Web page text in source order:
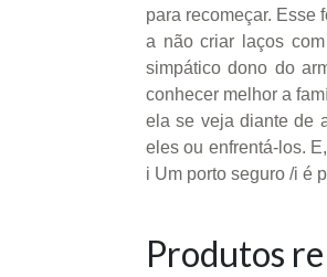
para recomeçar. Esse
a não criar laços
simpático dono do
conhecer melhor a
ela se veja diante de
eles ou enfrentá-los.
i Um porto seguro /i é
Produtos